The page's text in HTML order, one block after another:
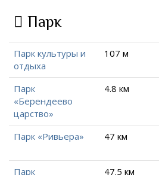
Парк
Парк культуры и
отдыха
107 м
Парк
«Берендеево
царство»
4.8 км
Парк «Ривьера» 47 км
Парк
47.5 км